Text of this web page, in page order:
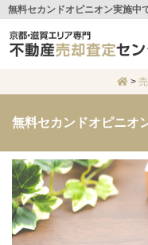
無料セカンドオピニオン実施中
>
無料セカンドオピニオ